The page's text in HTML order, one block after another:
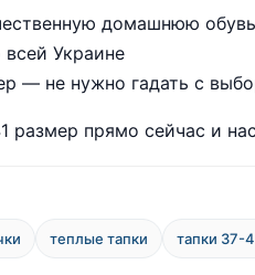
домашнюю обувь
Украине
— не нужно гадать с
размер прямо сейчас и
теплые тапки тапки 37-